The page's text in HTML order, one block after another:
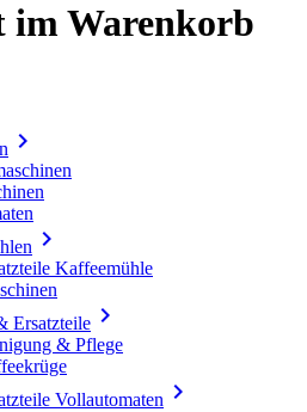
Warenkorb


Kaffeemühle
Ersatzteile 
& Pflege
Vollautomaten 